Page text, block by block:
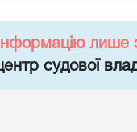
лише
судової